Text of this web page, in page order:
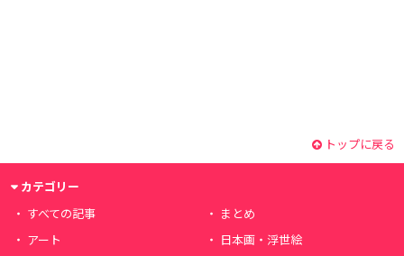
トップに戻る
カテゴリー
すべての記事
まとめ
アート
日本画・浮世絵